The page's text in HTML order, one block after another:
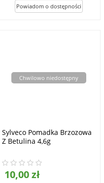
Chwilowo niedostępny
Sylveco Pomadka Brzozowa
Z Betulina 4,6g
10,00 zł